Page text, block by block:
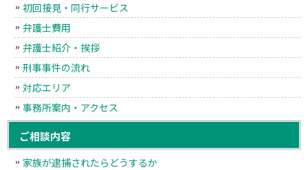
初回接見・同行サービス
弁護士費用
弁護士紹介・挨拶
刑事事件の流れ
対応エリア
事務所案内・アクセス
ご相談内容
家族が逮捕されたらどうするか